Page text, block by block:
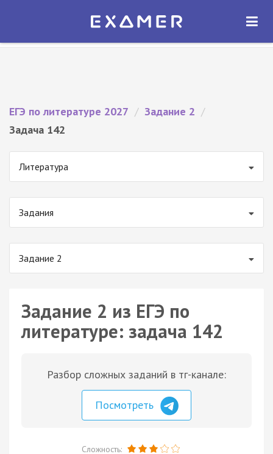
Экзамер — ЕГЭ 2027
ОТКРЫТЬ
ЕГЭ по литературе 2027 / Задание 2 /
Задача 142
Литература
Задания
Задание 2
Задание 2 из ЕГЭ по
литературе: задача 142
Разбор сложных заданий в тг-канале:
Посмотреть
Сложность: